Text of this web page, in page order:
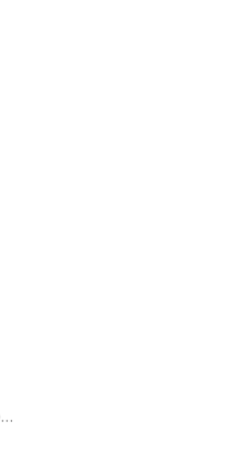
Crema de corp XeraCalm A.D. pentru piele uscata si atopica, 200 ml